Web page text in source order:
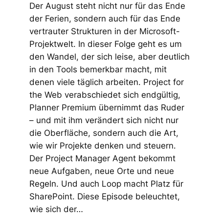
Der August steht nicht nur für das Ende
der Ferien, sondern auch für das Ende
vertrauter Strukturen in der Microsoft-
Projektwelt. In dieser Folge geht es um
den Wandel, der sich leise, aber deutlich
in den Tools bemerkbar macht, mit
denen viele täglich arbeiten. Project for
the Web verabschiedet sich endgültig,
Planner Premium übernimmt das Ruder
– und mit ihm verändert sich nicht nur
die Oberfläche, sondern auch die Art,
wie wir Projekte denken und steuern.
Der Project Manager Agent bekommt
neue Aufgaben, neue Orte und neue
Regeln. Und auch Loop macht Platz für
SharePoint. Diese Episode beleuchtet,
wie sich der…